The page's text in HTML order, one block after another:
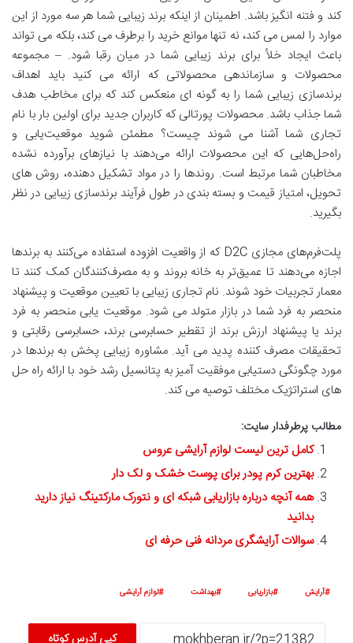
کند و فتنه انگیز باشد. اطمینان از اینکه برند زیبایی شما هر سه مورد از این
موارد را لمس می کند، نه تنها موانع خرید را برطرف می کند، بلکه می تواند
باعث ایجاد خلأ برای برند زیبایی شما در میان رقبا شود. – مجموعه
محصولات و سازماندهی محصولاتی که ارائه می کنید باید اهداف
برندسازی زیبایی شما را به گونه ای منعکس کند که برای مخاطب هدف
شما جذاب باشد. محصولات پورتالی که کاربران جدید برای اولین بار با نام
تجاری شما آشنا می شوند چیست؟ مطمئن شوید موقعیت‌یابی و
راه‌حل‌هایی که این محصولات ارائه می‌دهند با نیازهای برآورده نشده
مخاطبان شما مرتبط است. روندها را در مواد تشکیل دهنده، روش های
تحویل، امتیاز قیمت و بسته بندی در طول فرآیند برندسازی زیبایی در نظر
بگیرید.
پلت‌فرم‌های مجازی D2C که از واقعیت افزوده استفاده می‌کنند به برندها
اجازه می‌دهند تا عمیق‌تر به خانه بروند و به مصرف‌کنندگان کمک کنند تا
معمار تجربیات خود شوند. نام تجاری زیبایی با تعیین موقعیت و پیشنهاد
منحصر به فرد شما در بازار متولد می شود. موقعیت یابی منحصر به فرد
برند یا پیشنهاد ارزش برند از تقطیر حسابرسی برند، حسابرسی رقابتی و
تحقیقات مصرف کننده پدید می آید. مشاوره زیبایی پخش به برندها در
مورد چگونگی دستیابی موفقیت آمیز به پتانسیل رشد خود با ارائه راه حل
های استراتژیک مختلف توصیه می کند.
مطالب پرطرفدار سایت:
کامل ترین لیست لوازم آرایشی عروس
بهترین کرم پودر برای پوست خشک و لک دار
همه آنچه درباره بازاریابی شبکه ای و نتورک مارکتینگ نیاز دارید
بدانید
سوالات آرایشگری مردانه فنی حرفه ای
آرایش بازاریابی بهداشت لوازم آرایشی